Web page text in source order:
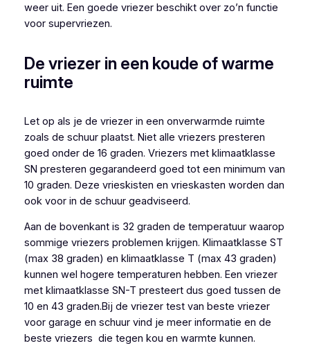
weer uit. Een goede vriezer beschikt over zo’n functie
voor supervriezen.
De vriezer in een koude of warme
ruimte
Let op als je de vriezer in een onverwarmde ruimte
zoals de schuur plaatst. Niet alle vriezers presteren
goed onder de 16 graden. Vriezers met klimaatklasse
SN presteren gegarandeerd goed tot een minimum van
10 graden. Deze vrieskisten en vrieskasten worden dan
ook voor in de schuur geadviseerd.
Aan de bovenkant is 32 graden de temperatuur waarop
sommige vriezers problemen krijgen. Klimaatklasse ST
(max 38 graden) en klimaatklasse T (max 43 graden)
kunnen wel hogere temperaturen hebben. Een vriezer
met klimaatklasse SN-T presteert dus goed tussen de
10 en 43 graden.Bij de vriezer test van beste vriezer
voor garage en schuur vind je meer informatie en de
beste vriezers die tegen kou en warmte kunnen.